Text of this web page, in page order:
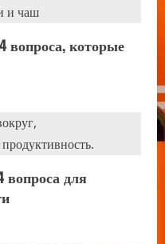
вопроса, которые
вопроса для